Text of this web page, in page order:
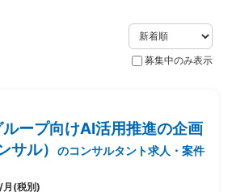
募集中のみ表示
ープ向けAI活用推進の企画
サル）
のコンサルタント求人・案件
月(税別)